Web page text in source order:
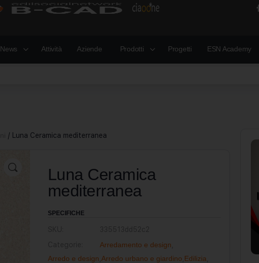
News Attività Aziende Prodotti Progetti ESN Academy
/ Luna Ceramica mediterranea
Luna Ceramica
mediterranea
SPECIFICHE
Arredamento e design
Arredo e design Arredo urbano e giardino Edilizia